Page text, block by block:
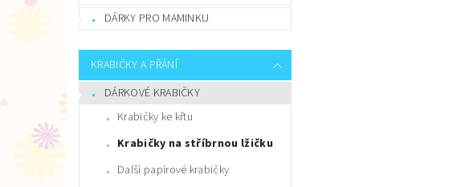
DÁRKY PRO MAMINKU
KRABIČKY A PŘÁNÍ
DÁRKOVÉ KRABIČKY
Krabičky ke křtu
Krabičky na stříbrnou lžičku
Další papírové krabičky